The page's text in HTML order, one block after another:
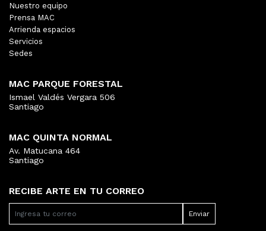
RECIBE ARTE EN TU CORREO
Nuestro equipo
Prensa MAC
Arrienda espacios
Servicios
Sedes
MAC PARQUE FORESTAL
Ismael Valdés Vergara 506
Santiago
MAC QUINTA NORMAL
Av. Matucana 464
Santiago